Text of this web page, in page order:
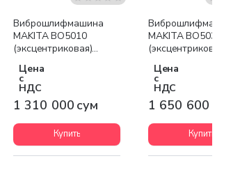
Бесплатная доставка
Виброшлифмашина
MAKITA BO5010
(эксцентриковая)
Цена
с
НДС
1 310 000 сум
Купить
Бесплатная доставка
Виброшлифмашина
MAKITA BO5030
(эксцентриковая)
Цена
с
НДС
1 650 600 сум
Купить